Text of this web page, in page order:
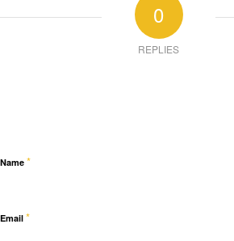
0
REPLIES
Name *
Email *